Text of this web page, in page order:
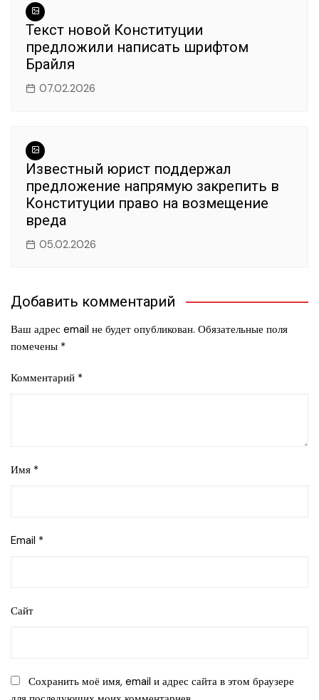
Текст новой Конституции
предложили написать шрифтом
Брайля
07.02.2026
Известный юрист поддержал
предложение напрямую закрепить в
Конституции право на возмещение
вреда
05.02.2026
Добавить комментарий
Ваш адрес email не будет опубликован. Обязательные поля
помечены *
Комментарий *
Имя *
Email *
Сайт
Сохранить моё имя, email и адрес сайта в этом браузере